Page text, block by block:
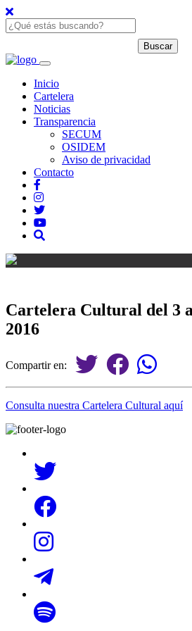
Inicio
Cartelera
Noticias
Transparencia
SECUM
OSIDEM
Aviso de privacidad
Contacto
Cartelera Cultural del 3
2016
Compartir en:
Consulta nuestra Cartelera Cultural aquí